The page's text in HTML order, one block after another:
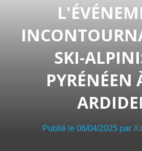
SKI-
PYRÉNÉEN
Publié le 06/04/2025 par